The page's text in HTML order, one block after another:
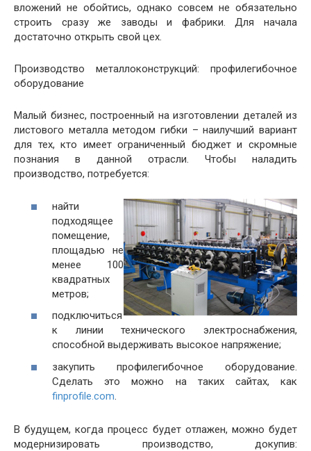
вложений не обойтись, однако совсем не обязательно
строить сразу же заводы и фабрики. Для начала
достаточно открыть свой цех.
Производство металлоконструкций: профилегибочное
оборудование
Малый бизнес, построенный на изготовлении деталей из
листового металла методом гибки – наилучший вариант
для тех, кто имеет ограниченный бюджет и скромные
познания в данной отрасли. Чтобы наладить
производство, потребуется:
найти
подходящее
помещение,
площадью не
менее 100
квадратных
метров;
подключиться
к линии технического электроснабжения,
способной выдерживать высокое напряжение;
закупить профилегибочное оборудование.
Сделать это можно на таких сайтах, как
finprofile.com
В будущем, когда процесс будет отлажен, можно будет
модернизировать производство, докупив: